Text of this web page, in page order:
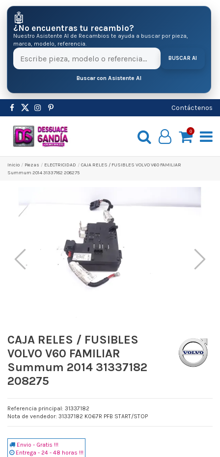
🤖
¿No encuentras tu recambio?
Nuestro Asistente AI de Recambios te ayuda a buscar por pieza,
marca, modelo, referencia.
BUSCAR AI
Buscar con Asistente AI
Contáctenos
0
Inicio Pіezas ELECTRICIDAD
CAJA RELES / FUSIBLES VOLVO V60 FAMILIAR
Summum 2014 31337182 208275
CAJA RELES / FUSIBLES
VOLVO V60 FAMILIAR
Summum 2014 31337182
208275
Referencia principal: 31337182
Nota de vendedor: 31337182 K067R PFB START/STOP
Envio - Gratis !!!
Entrega - 24 - 48 horas !!!